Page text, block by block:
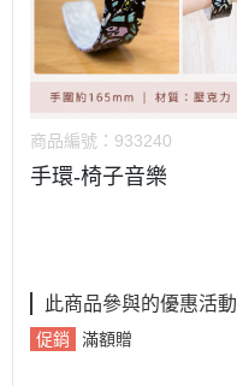
商品編號： 933240
手環-椅子音樂
此商品參與的優惠活動
促銷 滿額贈